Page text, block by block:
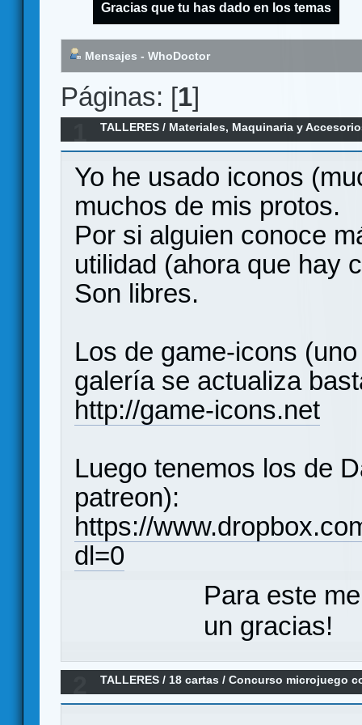
Gracias que tu has dado en los temas
Mensajes - WhoDoctor
Páginas: [1]
TALLERES / Materiales, Maquinaria y
juegos
Yo he usado iconos
muchos de mis protos.
Por si alguien conoce
utilidad (ahora que hay
Son libres.
Los de game-icons
galería se actualiza
http://game-icons.net
Luego tenemos los de
patreon):
https://
dl=0
Para este
un gracias!
TALLERES /18 cartas /Concurso microjuego